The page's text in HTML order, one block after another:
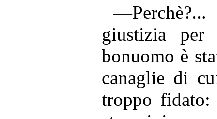
giustizia
bonuomo è
canaglie di
troppo